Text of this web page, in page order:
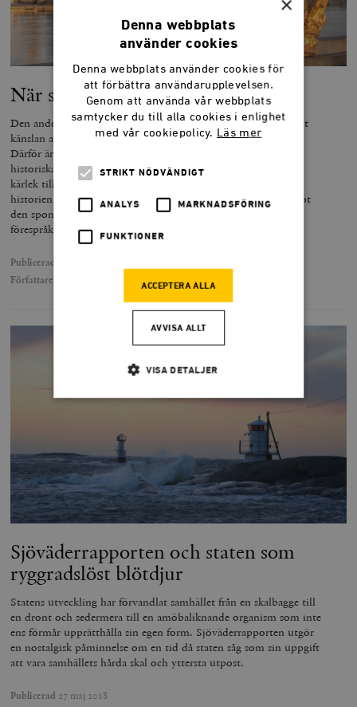
När staten tog över nationen
Den andefattiga svenska nationaldagsfirandet är ett bevis på att
känslan av gemenskap inte kan tvingas fram på politisk väg.
Därför är det naivt att tro att den språkliga, kulturella och
historiska gemenskapen skall kunna ersättas av en framtvingad
kärlek till politiska institutioner och dokument. Precis som i
historien står i dag statsanhängare och centraliseringsivrare mot
den spontana ordningens och de frivilliga gemenskapernas
förespråkare.
Publicerad
Författare Lars Anders Johansson
Sjöväderrapporten och staten som
ryggradslöst blötdjur
Statens utveckling har förvandlat samhället från en skalbagge till
en dront och sedermera till en amöbaliknande organism som inte
ens förmår upprätthålla sin egen form. Sjöväderrapporten utgör
en nostalgisk påminnelse om en tid då staten såg som sin uppgift
att vara samhällets hårda skal och yttersta utpost.
Publicerad 27 maj 2018
Denna webbplats
använder cookies
Denna webbplats använder cookies för
att förbättra användarupplevelsen.
Genom att använda vår webbplats
samtycker du till alla cookies i enlighet
med vår cookiepolicy. Läs mer
STRIKT NÖDVÄNDIGT
ANALYS MARKNADSFÖRING
FUNKTIONER
ACCEPTERA ALLA
AVVISA ALLT
VISA DETALJER
Marknadsföring Funktioner
Strikt nödvändiga kakor tillåter
kärnwebbplatsfunktioner som användarinloggning
och kontohantering. Webbplatsen kan inte användas
ordentligt utan strikt nödvändiga cookies.
Namn
/ Domän
woocommerce_cart_hash
timbro.se
_hjFirstSeen